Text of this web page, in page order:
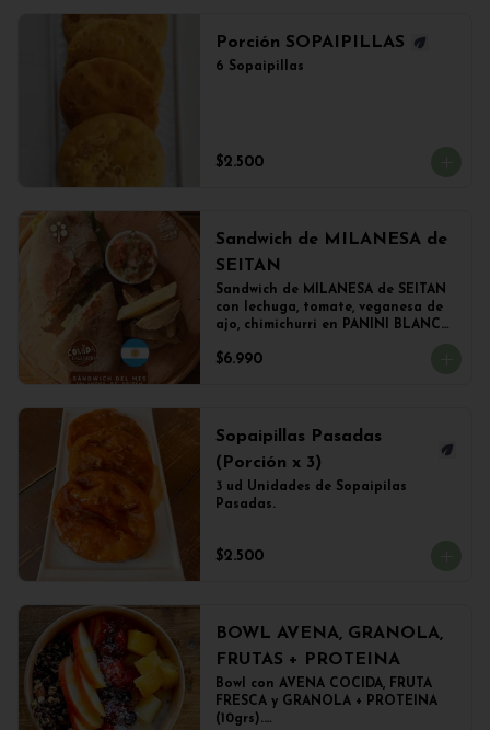
Porción SOPAIPILLAS
6 Sopaipillas
$2.500
Sandwich de MILANESA de
SEITAN
Sandwich de MILANESA de SEITAN
con lechuga, tomate, veganesa de
ajo, chimichurri en PANINI BLANCO
$6.990
Sopaipillas Pasadas
(Porción x 3)
3 ud Unidades de Sopaipilas
Pasadas.
$2.500
BOWL AVENA, GRANOLA,
FRUTAS + PROTEINA
Bowl con AVENA COCIDA, FRUTA
FRESCA y GRANOLA + PROTEINA
(10grs).